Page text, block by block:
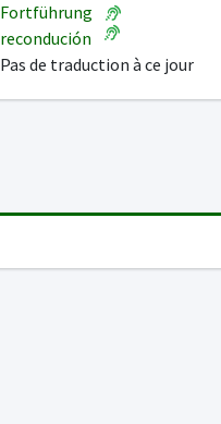
Fortführung
recondución
Pas de traduction à ce jour